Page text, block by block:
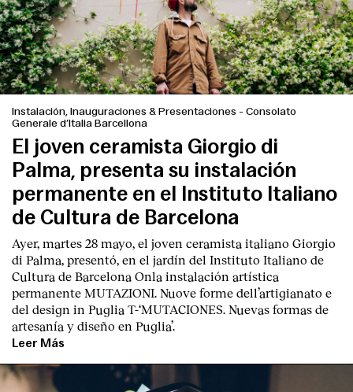
English Español Italiano Català
Instalación, Inauguraciones & Presentaciones - Consolato
Generale d’Italia Barcellona
El joven ceramista Giorgio di
Palma, presenta su instalación
permanente en el Instituto Italiano
de Cultura de Barcelona
Ayer, martes 28 mayo, el joven ceramista italiano Giorgio
di Palma, presentó, en el jardín del Instituto Italiano de
Cultura de Barcelona Onla instalación artística
permanente MUTAZIONI. Nuove forme dell’artigianato e
del design in Puglia T-‘MUTACIONES. Nuevas formas de
artesanía y diseño en Puglia’.
Leer Más